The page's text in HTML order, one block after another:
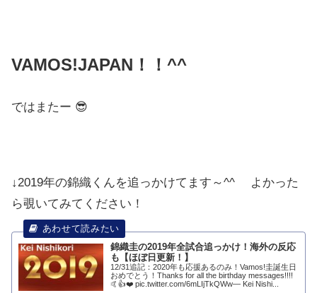
VAMOS!JAPAN！！^^
ではまたー 😎
↓2019年の錦織くんを追っかけてます～^^ よかった
ら覗いてみてください！
錦織圭の2019年全試合追っかけ！海外の反応
も【ほぼ日更新！】
12/31追記：2020年も応援あるのみ！Vamos!圭誕生日
おめでとう！Thanks for all the birthday messages!!!!
🤙👍❤️ pic.twitter.com/6mLIjTkQWw— Kei Nishi...